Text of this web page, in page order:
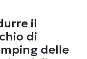
il
di
delle